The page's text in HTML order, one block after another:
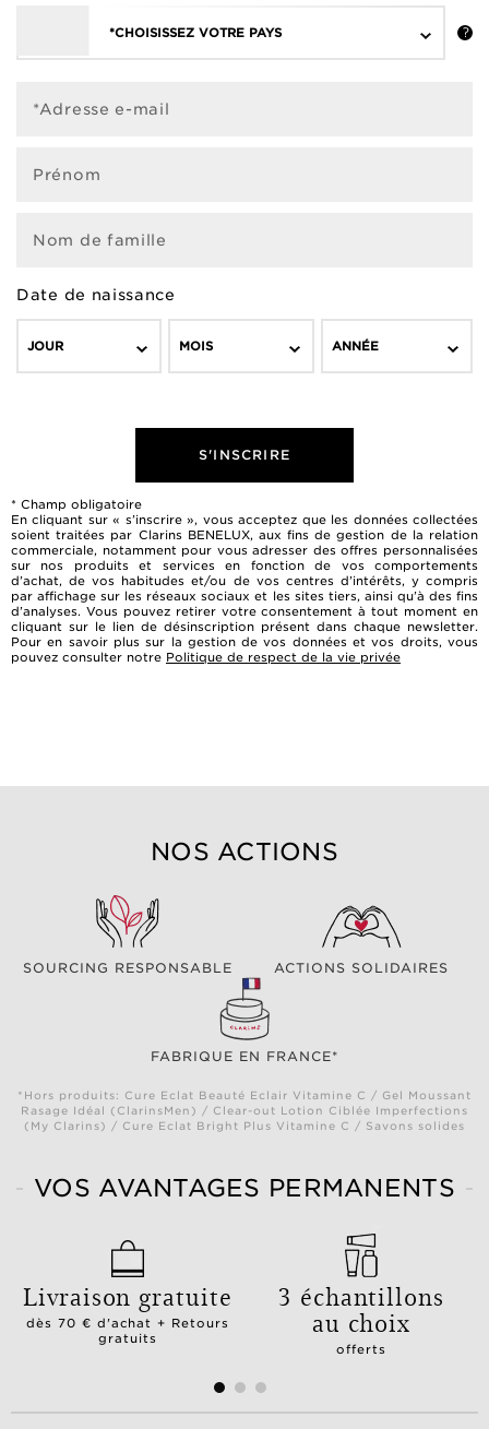
*CHOISISSEZ VOTRE PAYS
*Adresse e-mail
Prénom
Nom de famille
Date de naissance
JOUR MOIS ANNÉE
S'INSCRIRE
* Champ obligatoire
En cliquant sur « s’inscrire », vous acceptez que les données collectées
soient traitées par Clarins BENELUX, aux fins de gestion de la relation
commerciale, notamment pour vous adresser des offres personnalisées
sur nos produits et services en fonction de vos comportements
d’achat, de vos habitudes et/ou de vos centres d’intérêts, y compris
par affichage sur les réseaux sociaux et les sites tiers, ainsi qu’à des fins
d’analyses. Vous pouvez retirer votre consentement à tout moment en
cliquant sur le lien de désinscription présent dans chaque newsletter.
Pour en savoir plus sur la gestion de vos données et vos droits, vous
pouvez consulter notre Politique de respect de la vie privée
NOS ACTIONS
SOURCING RESPONSABLE ACTIONS SOLIDAIRES
FABRIQUE EN FRANCE*
*Hors produits: Cure Eclat Beauté Eclair Vitamine C / Gel Moussant
Rasage Idéal (ClarinsMen) / Clear-out Lotion Ciblée Imperfections
(My Clarins) / Cure Eclat Bright Plus Vitamine C / Savons solides
VOS AVANTAGES PERMANENTS
Livraison gratuite
dès 70 € d'achat + Retours
gratuits
3 échantillons
au choix
offerts